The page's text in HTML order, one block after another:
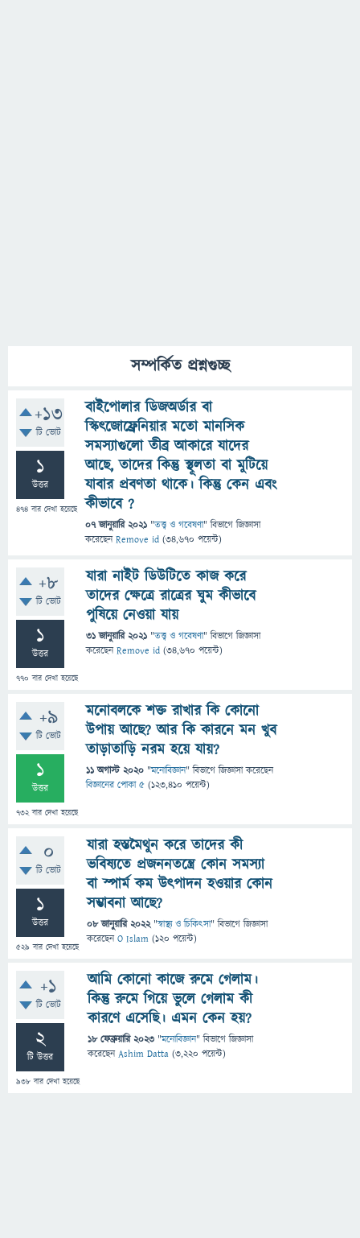
সম্পর্কিত প্রশ্নগুচ্ছ
+13
টি ভোট
1
উত্তর
474 বার দেখা হয়েছে
বাইপোলার ডিজঅর্ডার বা
স্কিৎজোফ্রেনিয়ার মতো মানসিক
সমস্যাগুলো তীব্র আকারে যাদের
আছে, তাদের কিন্তু স্থূলতা বা মুটিয়ে
যাবার প্রবণতা থাকে। কিন্তু কেন এবং
কীভাবে ?
07 জানুয়ারি 2021 "তত্ত্ব ও গবেষণা" বিভাগে জিজ্ঞাসা
করেছেনRemove id (34,670 পয়েন্ট)
+8
টি ভোট
1
উত্তর
770 বার দেখা হয়েছে
যারা নাইট ডিউটিতে কাজ করে
তাদের ক্ষেত্রে রাত্রের ঘুম কীভাবে
পুষিয়ে নেওয়া যায়
31 জানুয়ারি 2021 "তত্ত্ব ও গবেষণা" বিভাগে জিজ্ঞাসা
করেছেনRemove id (34,670 পয়েন্ট)
+9
টি ভোট
1
উত্তর
732বার দেখা হয়েছে
মনোবলকে শক্ত রাখার কি কোনো
উপায় আছে? আর কি কারনে মন খুব
তাড়াতাড়ি নরম হয়ে যায়?
11 অগাস্ট 2020 "মনোবিজ্ঞান" বিভাগে জিজ্ঞাসাকরেছেন
বিজ্ঞানের পোকা ৫ (123,410 পয়েন্ট)
0
টি ভোট
1
উত্তর
529 বার দেখা হয়েছে
যারা হস্তমৈথুন করে তাদের কী
ভবিষ্যতে প্রজননতন্ত্রে কোন সমস্যা
বা স্পার্ম কম উৎপাদন হওয়ার কোন
সম্ভাবনা আছে?
08 জানুয়ারি 2022 "স্বাস্থ্য ও চিকিৎসা" বিভাগে জিজ্ঞাসা
করেছেনO Islam (120 পয়েন্ট)
+1
টি ভোট
2
টি উত্তর
938 বার দেখা হয়েছে
আমি কোনো কাজে রুমে গেলাম।
কিন্তু রুমে গিয়ে ভুলে গেলাম কী
কারণে এসেছি। এমন কেন হয়?
18 ফেব্রুয়ারি 2023 "মনোবিজ্ঞান" বিভাগে জিজ্ঞাসা
করেছেনAshim Datta (3,220 পয়েন্ট)